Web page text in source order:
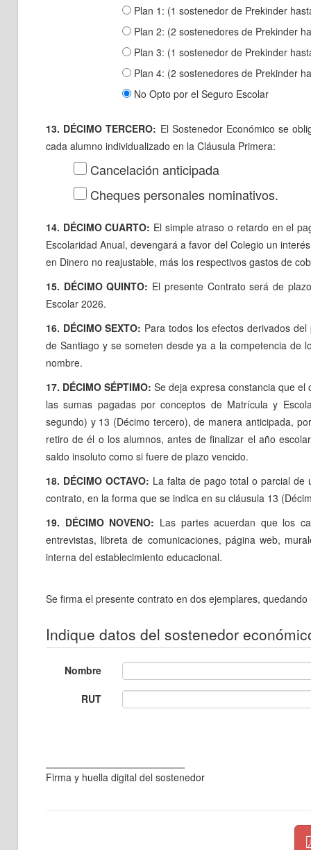
Plan 1: (1 sostenedor de Prekinder
Plan 2: (2 sostenedores de Prekinder
Plan 3: (1 sostenedor de Prekinder
Plan 4: (2 sostenedores de Prekinder
No Opto por el Seguro Escolar
13. DÉCIMO TERCERO: El Sostenedor Económico se
cada alumno individualizado en la Cláusula Primera:
Cancelación anticipada
Cheques personales nominativos.
14. DÉCIMO CUARTO: El simple atraso o retardo en el
Escolaridad Anual, devengará a favor del Colegio un
en Dinero no reajustable, más los respectivos gastos de
15. DÉCIMO QUINTO: El presente Contrato será de
Escolar 2026.
16. DÉCIMO SEXTO: Para todos los efectos derivados
de Santiago y se someten desde ya a la competencia de
nombre.
17. DÉCIMO SÉPTIMO: Se deja expresa constancia que
las sumas pagadas por conceptos de Matrícula y
segundo) y 13 (Décimo tercero), de manera anticipada,
retiro de él o los alumnos, antes de finalizar el año
saldo insoluto como si fuere de plazo vencido.
18. DÉCIMO OCTAVO: La falta de pago total o parcial de
contrato, en la forma que se indica en su cláusula 13
19. DÉCIMO NOVENO: Las partes acuerdan que los
entrevistas, libreta de comunicaciones, página web,
interna del establecimiento educacional.
Se firma el presente contrato en dos ejemplares,
Indique datos del sostenedor
Nombre
RUT
Firma y huella digital del sostenedor